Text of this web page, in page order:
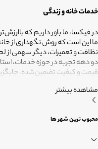
خدمات خانه و زندگی
در فیکسا، ما باور داریم که
ما این است که روش نگهداری از
نظافت و تعمیرات، دیگر سهمی از
دو دهه تجربه در حوزه خدمات،
قیمت و کیفیت تضمین‌شده،
متخصصانی بسپاریم که از
دقیقاً همان فضای امن و
آنکه شما فرصت بیشتری برای زندگی
مشاهده بیشتر
محبوب ترین شهر ها